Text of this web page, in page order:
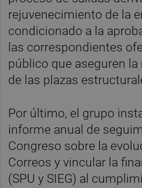
rejuvenecimiento de la
condicionado a la
las correspondientes
público que aseguren
de las plazas
Por último, el grupo
informe anual de
Congreso sobre la
Correos y vincular la
(SPU y SIEG) al